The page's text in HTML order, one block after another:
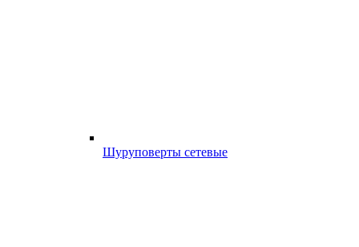
Шуруповерты сетевые